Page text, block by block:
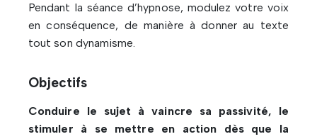
Pendant la séance d’hypnose, modulez votre voix
en conséquence, de manière à donner au texte
tout son dynamisme.
Objectifs
Conduire le sujet à vaincre sa passivité, le
stimuler à se mettre en action dès que la